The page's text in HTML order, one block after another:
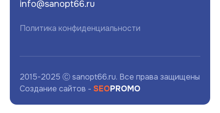
info@sanopt66.ru
Политика конфиденциальности
2015-2025 Ⓒ sanopt66.ru. Все права защищены
Создание сайтов - SEOPROMO